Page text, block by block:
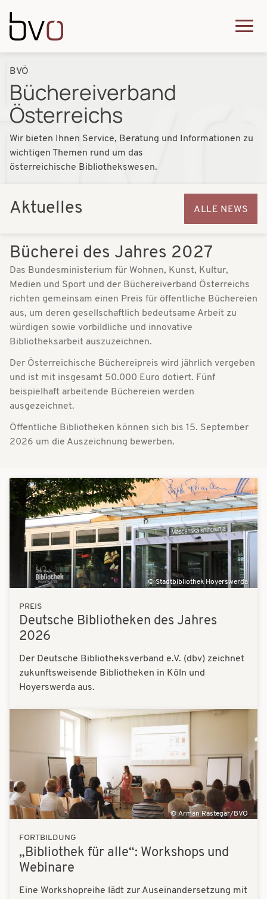
u
c
m
e
u
t
n
g
a
t
i
o
n
P
f
a
d
n
a
i
a
t
i
o
n
BVÖ
Büchereiverband
Österreichs
Wir bieten Ihnen Service, Beratung und Informationen zu
wichtigen Themen rund um das
österreichische Bibliothekswesen.
Aktuelles ALLE NEWS
Bücherei des Jahres 2027
Das Bundesministerium für Wohnen, Kunst, Kultur,
Medien und Sport und der Büchereiverband Österreichs
richten gemeinsam einen Preis für öffentliche Büchereien
aus, um deren gesellschaftlich bedeutsame Arbeit zu
würdigen sowie vorbildliche und innovative
Bibliotheksarbeit auszuzeichnen.
Der Österreichische Büchereipreis wird jährlich vergeben
und ist mit insgesamt 50.000 Euro dotiert. Fünf
beispielhaft arbeitende Büchereien werden
ausgezeichnet.
Öffentliche Bibliotheken können sich bis 15. September
2026 um die Auszeichnung bewerben.
Aktuelles
Bilder
Stadtbibliothek Hoyerswerda
PREIS
Deutsche Bibliotheken des Jahres
2026
Der Deutsche Bibliotheksverband e.V. (dbv) zeichnet
zukunftsweisende Bibliotheken in Köln und
Hoyerswerda aus.
Arman Rastegar/BVÖ
FORTBILDUNG
„Bibliothek für alle“: Workshops und
Webinare
Eine Workshopreihe lädt zur Auseinandersetzung mit